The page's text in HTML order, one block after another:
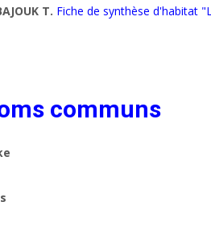
T. Fiche de synthèse d'habitat
communs